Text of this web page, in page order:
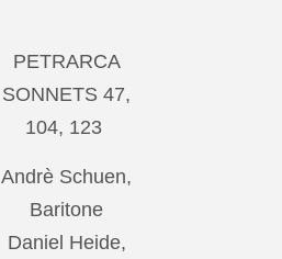
PETRARCA
SONNETS 47,
104, 123
Andrè Schuen,
Baritone
Daniel Heide,